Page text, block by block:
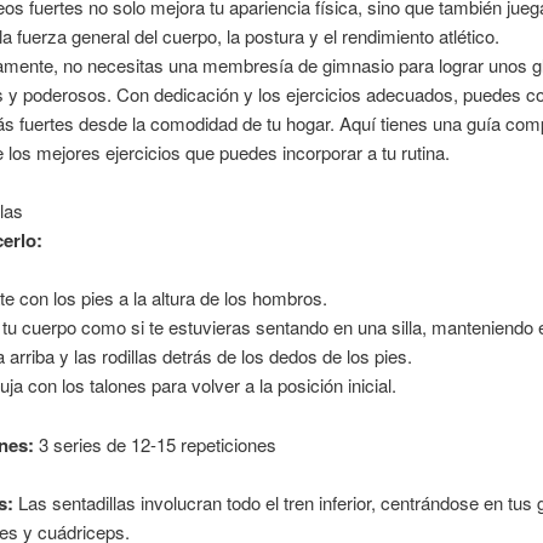
fuertes no solo mejora tu apariencia física, sino que también
fuerza general del cuerpo, la postura y el rendimiento atlético.
no necesitas una membresía de gimnasio para lograr unos
y poderosos. Con dedicación y los ejercicios adecuados, puedes
fuertes desde la comodidad de tu hogar. Aquí tienes una guía
los mejores ejercicios que puedes incorporar a tu rutina.
con los pies a la altura de los hombros.
cuerpo como si te estuvieras sentando en una silla, manteniendo
arriba y las rodillas detrás de los dedos de los pies.
con los talones para volver a la posición inicial.
3 series de 12-15 repeticiones
Las sentadillas involucran todo el tren inferior, centrándose en tus
y cuádriceps.